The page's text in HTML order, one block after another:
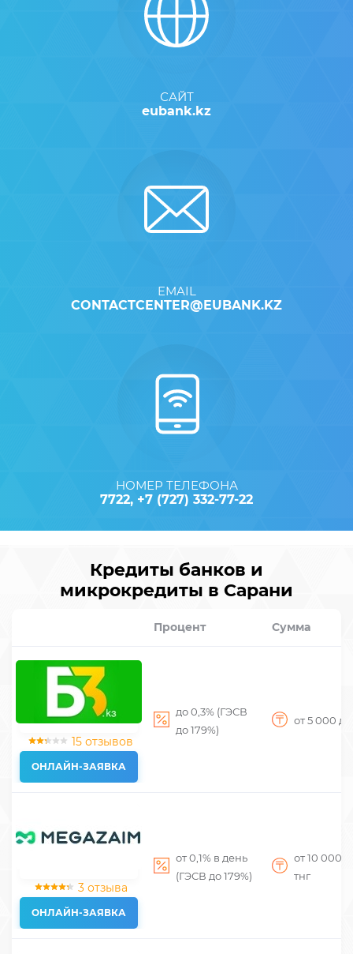
САЙТ
eubank.kz
EMAIL
CONTACTCENTER@EUBANK.KZ
НОМЕР ТЕЛЕФОНА
7722, +7 (727) 332-77-22
Кредиты банков и
микрокредиты в Сарани
Процент Сумма
15 отзывов
ОНЛАЙН-ЗАЯВКА
до 0,3% (ГЭСВ
до 179%)
от 5 000
3 отзыва
ОНЛАЙН-ЗАЯВКА
от 0,1% в день
(ГЭСВ до 179%)
от 10 000
тнг